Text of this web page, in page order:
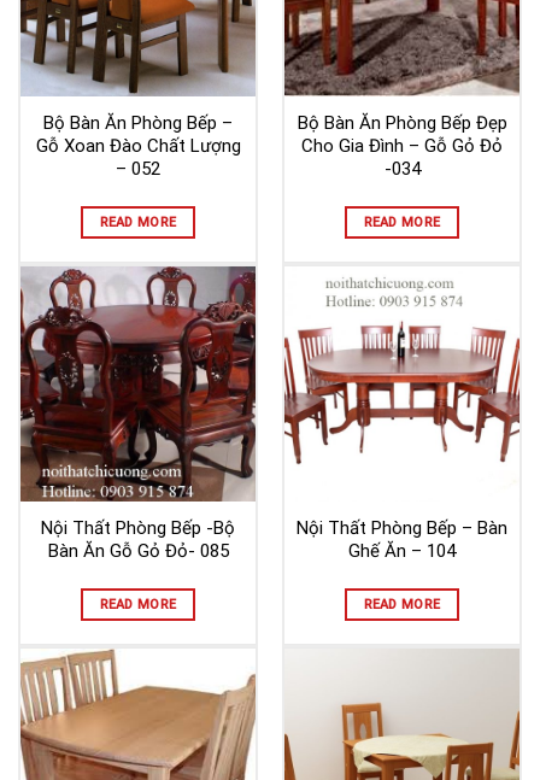
Bộ Bàn Ăn Phòng Bếp –
Gỗ Xoan Đào Chất Lượng
– 052
READ MORE
Bộ Bàn Ăn Phòng Bếp Đẹp
Cho Gia Đình – Gỗ Gỏ Đỏ
-034
READ MORE
Nội Thất Phòng Bếp -Bộ
Bàn Ăn Gỗ Gỏ Đỏ- 085
READ MORE
Nội Thất Phòng Bếp – Bàn
Ghế Ăn – 104
READ MORE